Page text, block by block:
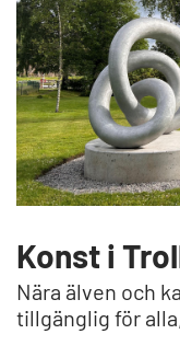
Konst i
Nära älven och
tillgänglig för